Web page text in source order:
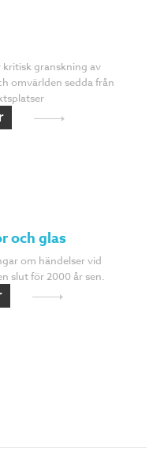
kritisk granskning av
omvärlden sedda från
och glas
om händelser vid
slut för 2000 år sen.